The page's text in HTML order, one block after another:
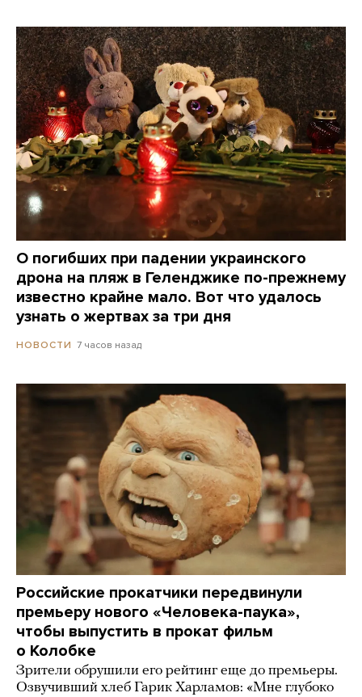
О погибших при падении украинского
дрона на пляж в Геленджике по-прежнему
известно крайне мало. Вот что удалось
узнать о жертвах за три дня
НОВОСТИ 7 часов назад
Российские прокатчики передвинули
премьеру нового «Человека-паука»,
чтобы выпустить в прокат фильм
о Колобке
Зрители обрушили его рейтинг еще до премьеры.
Озвучивший хлеб Гарик Харламов: «Мне глубоко